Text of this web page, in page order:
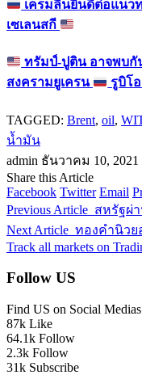
เครมลินยินดีต่อแนว
เซเลนสกี
ทรัมป์-ปูติน อาจพบ
สงครามยูเครน
รูบิโ
TAGGED: Brent, oil,
น้ำมัน
admin ธันวาคม 10, 2021
Share this Article
Facebook Twitter Email
Previous Article สหรัฐผ่
Next Article ทองคำนิวย
Track all markets on
Follow US
Find US on Social Medias
87k Like
64.1k Follow
2.3k Follow
31k Subscribe